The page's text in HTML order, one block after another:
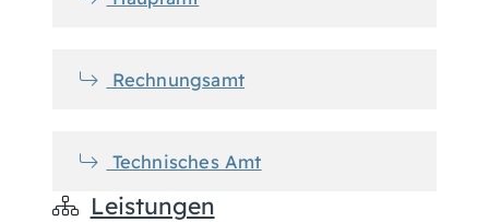
Rechnungsamt
Technisches Amt
Leistungen